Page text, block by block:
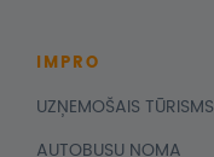
IMPRO
UZŅEMOŠAIS TŪRISMS
AUTOBUSU NOMA